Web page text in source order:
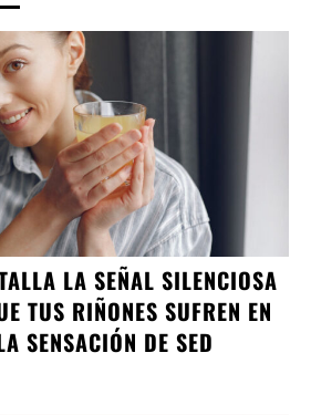
LA SEÑAL SILENCIOSA
TUS RIÑONES SUFREN EN
SENSACIÓN DE SED